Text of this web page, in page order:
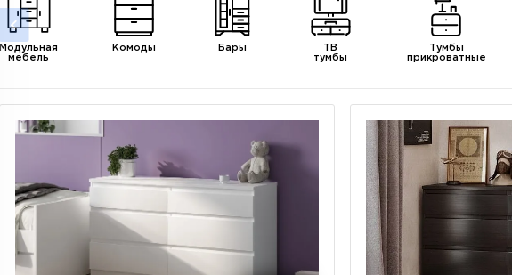
Модульная
мебель
Комоды Бары
ТВ
тумбы
Тумбы
прикроватные